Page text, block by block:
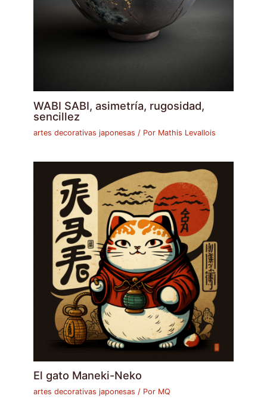
WABI SABI, asimetría, rugosidad,
sencillez
artes decorativas japonesas / Por Mathis Levallois
El gato Maneki-Neko
artes decorativas japonesas / Por MQ